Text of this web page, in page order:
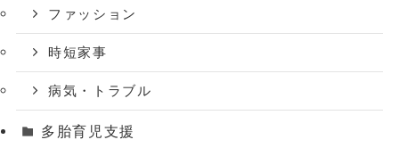
ファッション
時短家事
病気・トラブル
多胎育児支援